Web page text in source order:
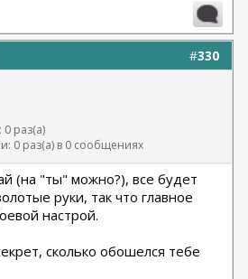
#330
0 раз(а)
0 раз(а) в 0 сообщениях
(на "ты" можно?), все будет
руки, так что главное
настрой.
сколько обошелся тебе